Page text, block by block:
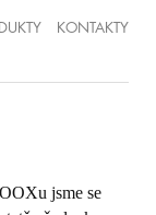
KONTAKTY
jsme se